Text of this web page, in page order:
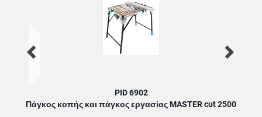
PID 6902
Πάγκος κοπής και πάγκος εργασίας MASTER cut 2500